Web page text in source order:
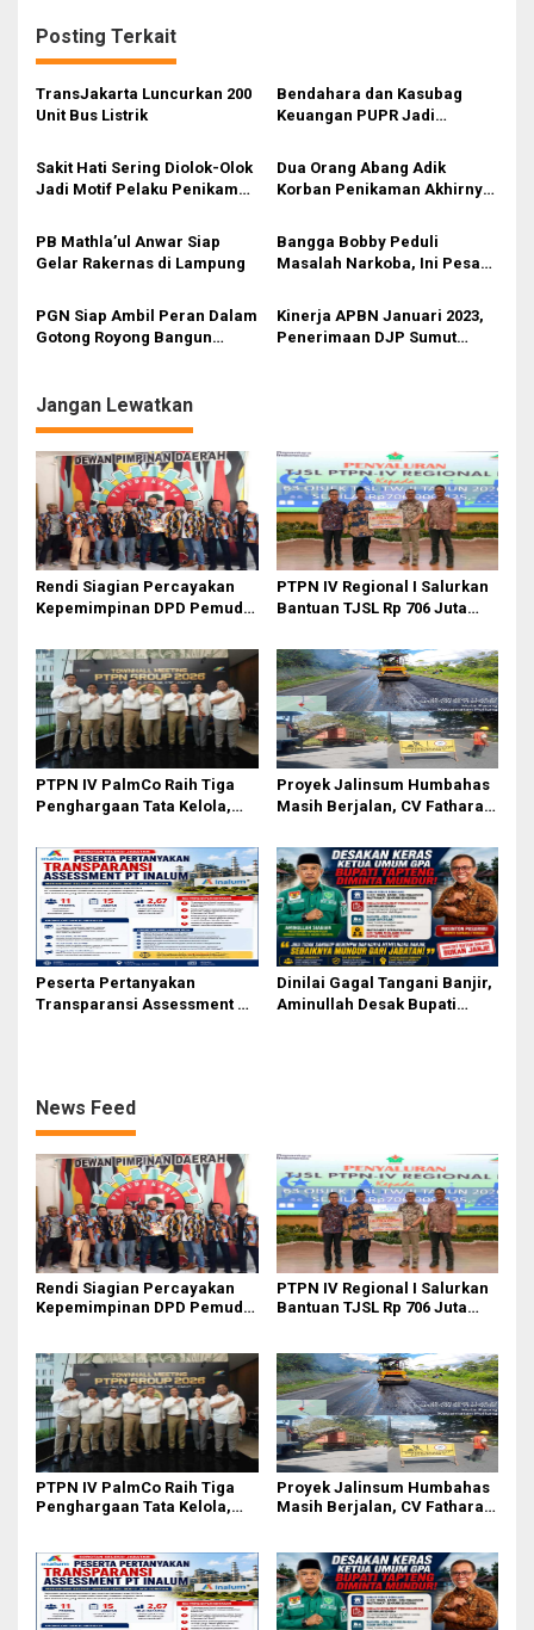
a
s
i
o
Posting Terkait
TransJakarta Luncurkan 200
Unit Bus Listrik
Bendahara dan Kasubag
Keuangan PUPR Jadi
Sakit Hati Sering Diolok-Olok
Jadi Motif Pelaku Penikaman
Dua Orang Abang Adik
Korban Penikaman Akhirnya
PB Mathla’ul Anwar Siap
Gelar Rakernas di Lampung
Bangga Bobby Peduli
Masalah Narkoba, Ini Pesan
PGN Siap Ambil Peran Dalam
Gotong Royong Bangun
Kinerja APBN Januari 2023,
Penerimaan DJP Sumut
Jangan Lewatkan
Rendi Siagian Percayakan
Kepemimpinan DPD Pemuda
kepada Josef Sembiring
PTPN IV Regional I Salurkan
Bantuan TJSL Rp 706 Juta
Berkelanjutan
PTPN IV PalmCo Raih Tiga
Penghargaan Tata Kelola,
dan Efisiensi
Proyek Jalinsum Humbahas
Masih Berjalan, CV Fathara
Finishing Ulang
Peserta Pertanyakan
Transparansi Assessment PT
Dinilai Gagal Tangani Banjir,
Aminullah Desak Bupati
News Feed
Rendi Siagian Percayakan
Kepemimpinan DPD Pemuda
PTPN IV Regional I Salurkan
Bantuan TJSL Rp 706 Juta
PTPN IV PalmCo Raih Tiga
Penghargaan Tata Kelola,
Proyek Jalinsum Humbahas
Masih Berjalan, CV Fathara